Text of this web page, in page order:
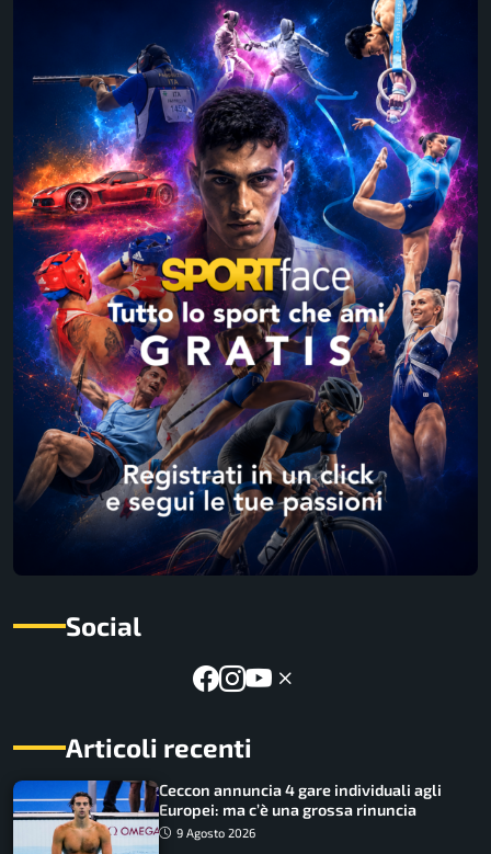
Social
Articoli recenti
Ceccon annuncia 4 gare individuali agli
Europei: ma c’è una grossa rinuncia
9 Agosto 2026